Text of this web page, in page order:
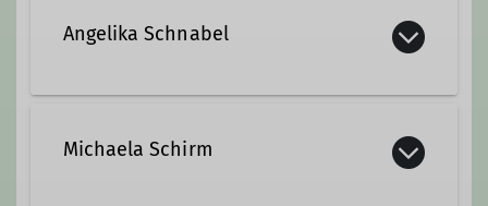
Angelika Schnabel
kaufbeuren-gablonz.de
Michaela Schirm